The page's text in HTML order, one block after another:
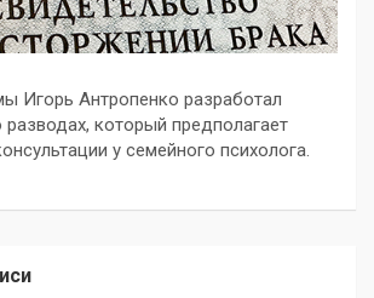
Игорь Антропенко разработал
разводах, который предполагает
у семейного психолога.